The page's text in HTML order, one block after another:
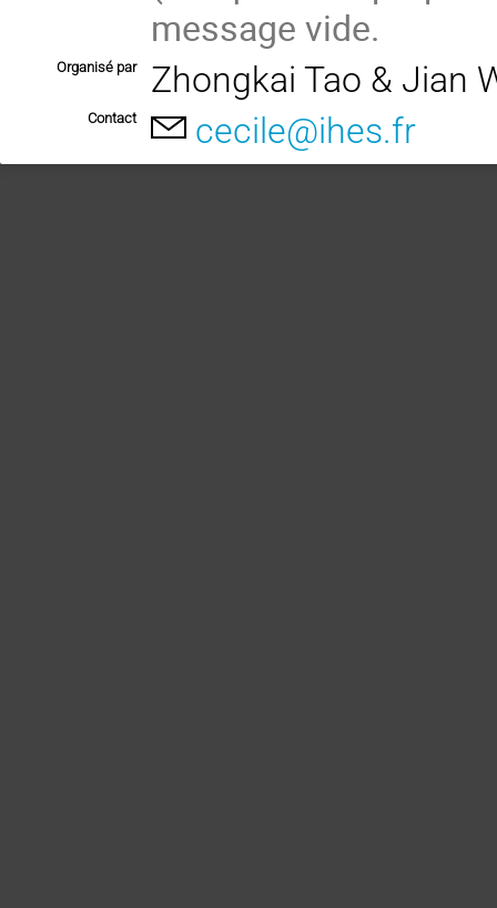
message vide.
Organisé par Zhongkai Tao & Jian
Contact cecile@ihes.fr